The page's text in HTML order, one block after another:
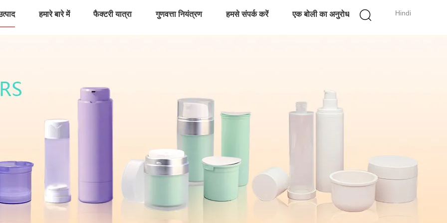
Hindi
हमारे बारे में फैक्टरी यात्रा गुणवत्ता नियंत्रण हमसे संपर्क करें एक बोली का अनुरोध